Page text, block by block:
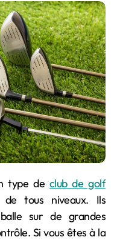
type de club de golf
tous niveaux. Ils
sur de grandes
Si vous êtes à la